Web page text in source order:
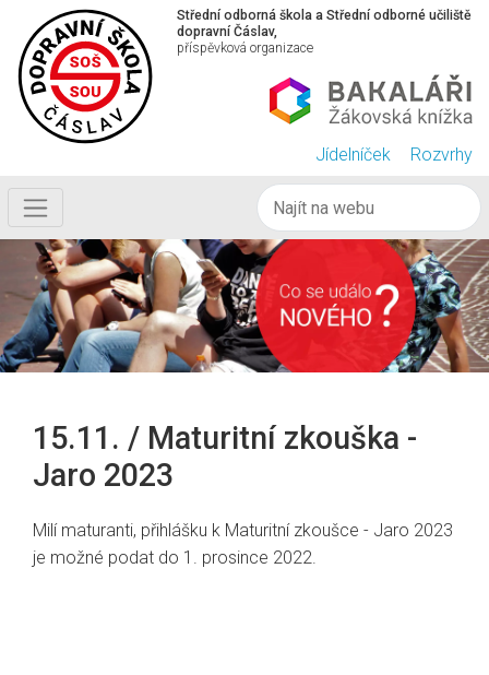
Střední odborná škola a Střední odborné učiliště
dopravní Čáslav,
příspěvková organizace
Jídelníček Rozvrhy
15.11. / Maturitní zkouška -
Jaro 2023
Milí maturanti, přihlášku k Maturitní zkoušce - Jaro 2023
je možné podat do 1. prosince 2022.